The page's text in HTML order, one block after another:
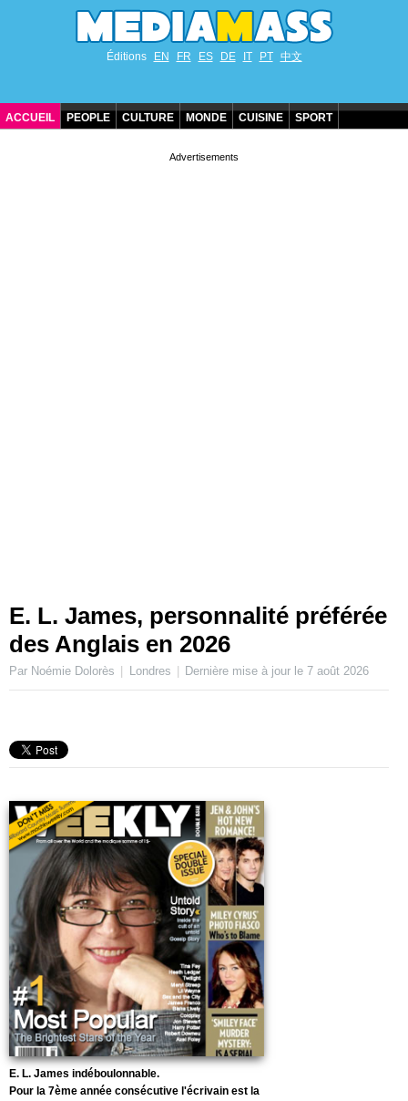
Éditions EN FR ES DE IT PT 中文
ACCUEIL PEOPLE CULTURE MONDE CUISINE SPORT
E. L. James, personnalité préférée
des Anglais en 2026
Par Noémie Dolorès Londres Dernière mise à jour le 7 août 2026
E. L. James indéboulonnable.
Pour la 7ème année consécutive l'écrivain est la